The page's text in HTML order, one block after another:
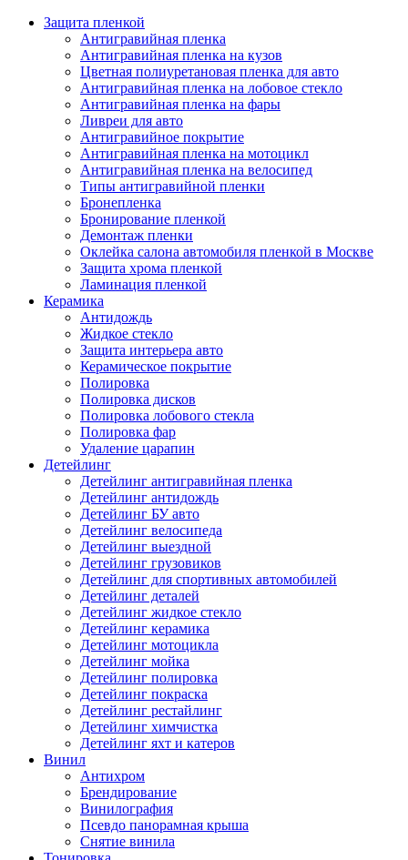
Защита пленкой
Антигравийная пленка
Антигравийная пленка на кузов
Цветная полиуретановая пленка для авто
Антигравийная пленка на лобовое стекло
Антигравийная пленка на фары
Ливреи для авто
Антигравийное покрытие
Антигравийная пленка на мотоцикл
Антигравийная пленка на велосипед
Типы антигравийной пленки
Бронепленка
Бронирование пленкой
Демонтаж пленки
Оклейка салона автомобиля пленкой в Москве
Защита хрома пленкой
Ламинация пленкой
Керамика
Антидождь
Жидкое стекло
Защита интерьера авто
Керамическое покрытие
Полировка
Полировка дисков
Полировка лобового стекла
Полировка фар
Удаление царапин
Детейлинг
Детейлинг антигравийная пленка
Детейлинг антидождь
Детейлинг БУ авто
Детейлинг велосипеда
Детейлинг выездной
Детейлинг грузовиков
Детейлинг для спортивных автомобилей
Детейлинг деталей
Детейлинг жидкое стекло
Детейлинг керамика
Детейлинг мотоцикла
Детейлинг мойка
Детейлинг полировка
Детейлинг покраска
Детейлинг рестайлинг
Детейлинг химчистка
Детейлинг яхт и катеров
Винил
Антихром
Брендирование
Винилография
Псевдо панорамная крыша
Снятие винила